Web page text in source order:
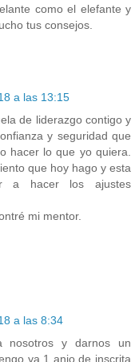
como el elefante y
tus consejos.
a las 13:15
de liderazgo contigo y
y seguridad que
hacer lo que yo quiera.
que hoy hago y esta
a hacer los ajustes
mi mentor.
a las 8:34
nosotros y darnos un
ya 1 anio de inscrita